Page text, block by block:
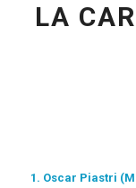
LA
1. Oscar Piastri